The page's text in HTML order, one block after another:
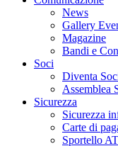
News
Gallery
Magazine
Bandi e
Soci
Diventa
Assemblea
Sicurezza
Sicurezza
Carte di
Sportello